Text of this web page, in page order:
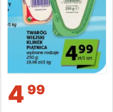
4 99